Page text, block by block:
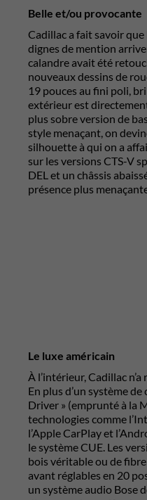
Belle et/ou provocante
Cadillac a fait savoir
dignes de mention
calandre avait été
nouveaux dessins de
19 pouces au fini poli,
extérieur est
plus sobre version de
style menaçant, on
silhouette à qui on a
sur les versions CTS-V
DEL et un châssis
présence plus
Le luxe américain
À l’intérieur, Cadillac
En plus d’un système de
Driver » (emprunté à la
technologies comme
l’Apple CarPlay et
le système CUE. Les
bois véritable ou de
avant réglables en 20
un système audio Bose